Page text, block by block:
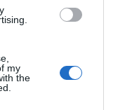
my
the
font preferida de
notícies d'actualitat